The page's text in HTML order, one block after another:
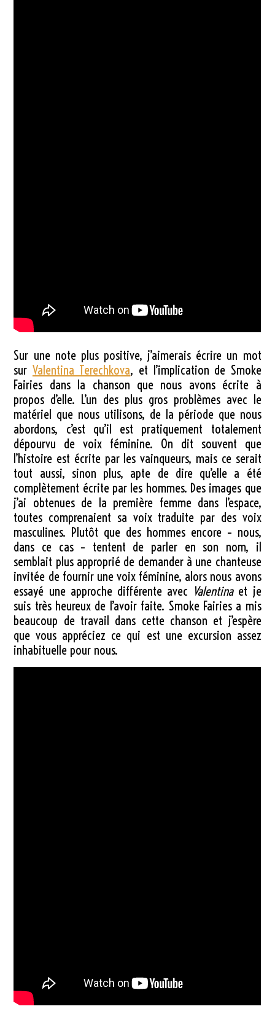
Sur une note plus positive, j’aimerais écrire un mot
sur Valentina Terechkova, et l’implication de Smoke
Fairies dans la chanson que nous avons écrite à
propos d’elle. L’un des plus gros problèmes avec le
matériel que nous utilisons, de la période que nous
abordons, c’est qu’il est pratiquement totalement
dépourvu de voix féminine. On dit souvent que
l’histoire est écrite par les vainqueurs, mais ce serait
tout aussi, sinon plus, apte de dire qu’elle a été
complètement écrite par les hommes. Des images que
j’ai obtenues de la première femme dans l’espace,
toutes comprenaient sa voix traduite par des voix
masculines. Plutôt que des hommes encore – nous,
dans ce cas – tentent de parler en son nom, il
semblait plus approprié de demander à une chanteuse
invitée de fournir une voix féminine, alors nous avons
essayé une approche différente avec Valentinaet je
suis très heureux de l’avoir faite. Smoke Fairies a mis
beaucoup de travail dans cette chanson et j’espère
que vous appréciez ce qui est une excursion assez
inhabituelle pour nous.